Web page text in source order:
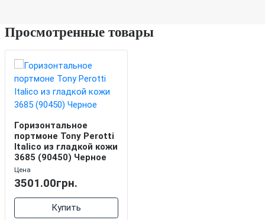
Просмотренные товары
Горизонтальное
портмоне Tony Perotti
Italico из гладкой кожи
3685 (90450) Черное
Цена
3501.00грн.
Купить